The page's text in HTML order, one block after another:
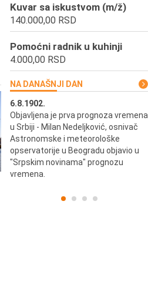
Kuvar sa iskustvom (m/ž)
140.000,00 RSD
Pomoćni radnik u kuhinji
4.000,00 RSD
NA DANAŠNJI DAN
6.8.1902.
Objavljena je prva prognoza vremena
u Srbiji - Milan Nedeljković, osnivač
Astronomske i meteorološke
opservatorije u Beogradu objavio u
"Srpskim novinama" prognozu
vremena.